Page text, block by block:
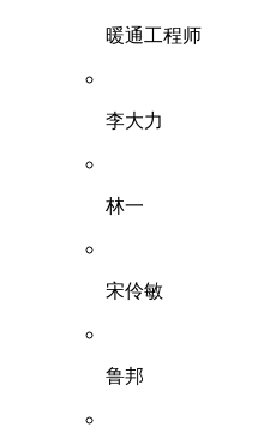
暖通工程师
李大力
林一
宋伶敏
鲁邦